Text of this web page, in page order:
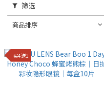
筛选
商品排序
买4送1